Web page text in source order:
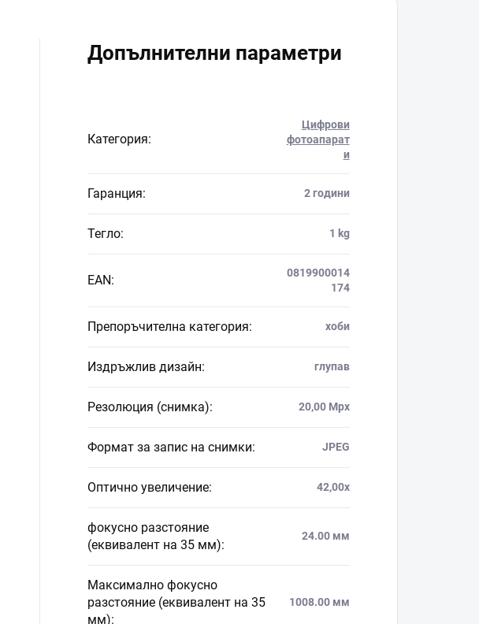
Допълнителни параметри
Категория:
Цифрови
фотоапарат
и
Гаранция: 2 години
Тегло: 1 kg
EAN:
0819900014
174
Препоръчителна категория: хоби
Издръжлив дизайн: глупав
Резолюция (снимка): 20,00 Mpx
Формат за запис на снимки: JPEG
Оптично увеличение: 42,00x
фокусно разстояние
(еквивалент на 35 мм):
24.00 мм
Максимално фокусно
разстояние (еквивалент на 35
мм):
1008.00 мм